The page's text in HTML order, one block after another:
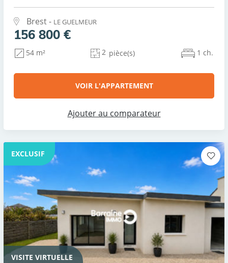
Brest - LE GUELMEUR
156 800 €
54 m² 2 pièce(s) 1 ch.
VOIR L'APPARTEMENT
Ajouter au comparateur
EXCLUSIF
VISITE VIRTUELLE